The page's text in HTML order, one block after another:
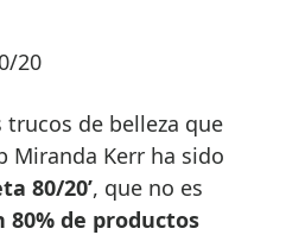
20
de belleza que
Miranda Kerr ha sido
80/20’, que no es
80% de productos